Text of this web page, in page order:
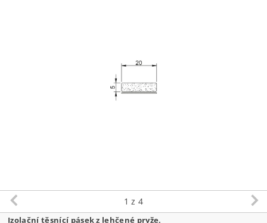
1 z 4
Izolační těsnící pásek z lehčené pryže.